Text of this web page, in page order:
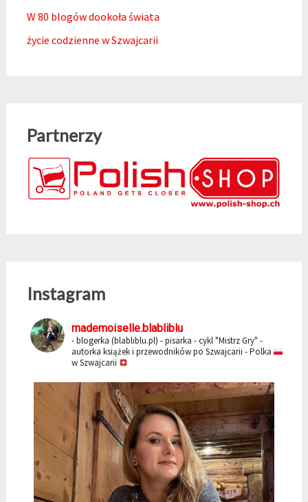
W 80 blogów dookoła świata
życie codzienne w Szwajcarii
Partnerzy
Instagram
mademoiselle.blabliblu
- blogerka (blabliblu.pl) - pisarka - cykl "Mistrz Gry" -
autorka książek i przewodników po Szwajcarii - Polka
w Szwajcarii